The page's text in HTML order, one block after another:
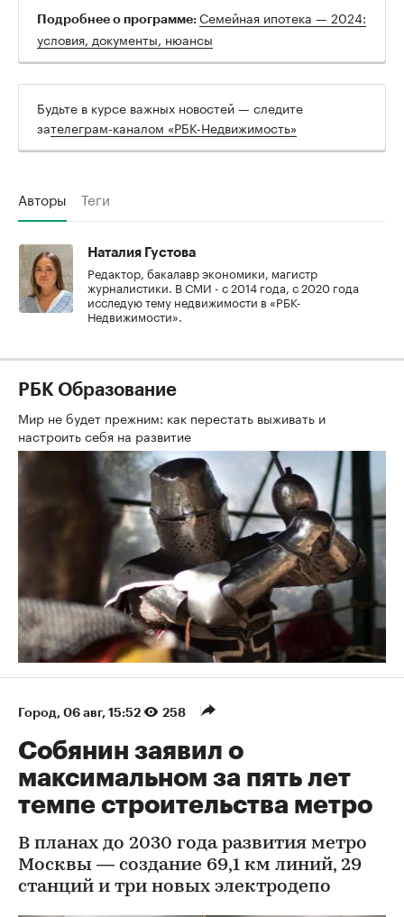
Подробнее о программе: Семейная ипотека — 2024:
условия, документы, нюансы
Будьте в курсе важных новостей — следите
зателеграм-каналом «РБК-Недвижимость»
Авторы Теги
Наталия Густова
Редактор, бакалавр экономики, магистр
журналистики. В СМИ - с 2014 года, с 2020 года
исследую тему недвижимости в «РБК-
Недвижимости».
РБК Образование
Мир не будет прежним: как перестать выживать и
настроить себя на развитие
Город 06 авг, 15:52 258
Собянин заявил о
максимальном за пять лет
темпе строительства метро
В планах до 2030 года развития метро
Москвы — создание 69,1 км линий, 29
станций и три новых электродепо